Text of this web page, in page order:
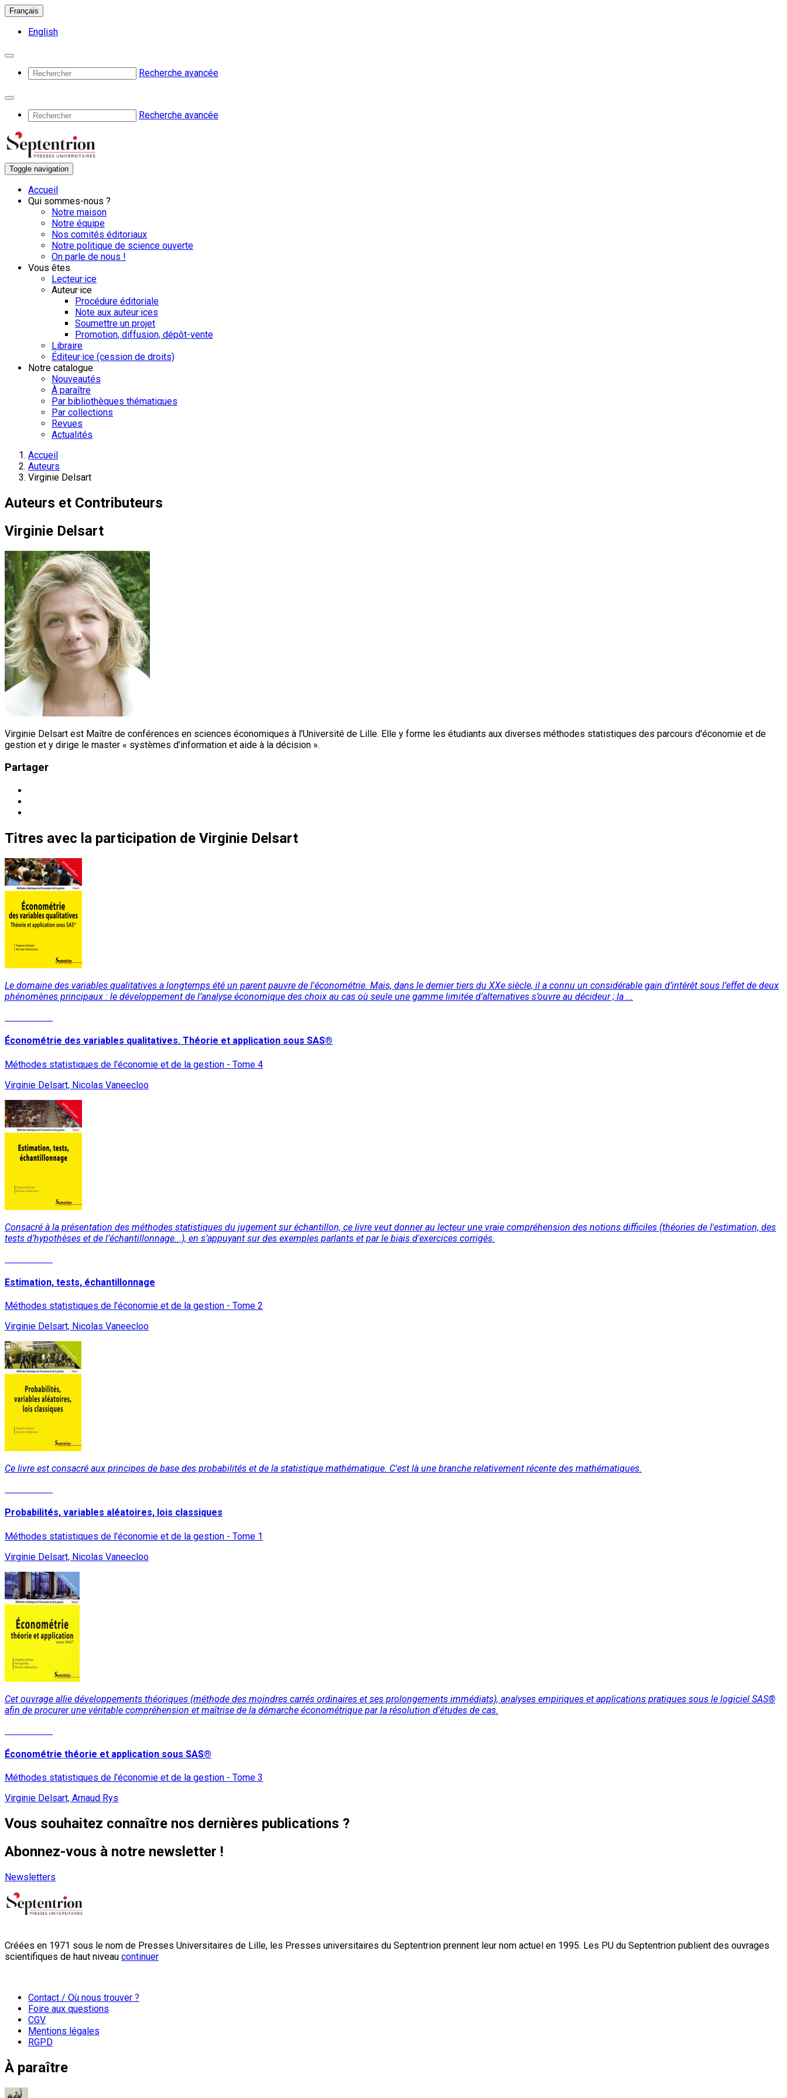
Français
English
Recherche avancée
Recherche avancée
Toggle navigation
Accueil
Qui sommes-nous ?
Notre maison
Notre équipe
Nos comités éditoriaux
Notre politique de science ouverte
On parle de nous !
Vous êtes
Lecteur·ice
Auteur·ice
Procédure éditoriale
Note aux auteur·ices
Soumettre un projet
Promotion, diffusion, dépôt-vente
Libraire
Éditeur·ice (cession de droits)
Notre catalogue
Nouveautés
À paraître
Par bibliothèques thématiques
Par collections
Revues
Actualités
Accueil
Auteurs
Virginie Delsart
Auteurs et Contributeurs
Virginie Delsart
Virginie Delsart est Maître de conférences en sciences économiques à l'Université de Lille. Elle y forme les étudiants aux diverses méthodes statistiques des parcours d'économie et de
gestion et y dirige le master « systèmes d’information et aide à la décision ».
Partager
Titres avec la participation de Virginie Delsart
Le domaine des variables qualitatives a longtemps été un parent pauvre de l'économétrie. Mais, dans le dernier tiers du XXe siècle, il a connu un considérable gain d’intérêt sous l’effet de deux
phénomènes principaux : le développement de l’analyse économique des choix au cas où seule une gamme limitée d’alternatives s’ouvre au décideur ; la ...
Économétrie des variables qualitatives. Théorie et application sous SAS®
Méthodes statistiques de l'économie et de la gestion - Tome 4
Virginie Delsart, Nicolas Vaneecloo
Consacré à la présentation des méthodes statistiques du jugement sur échantillon, ce livre veut donner au lecteur une vraie compréhension des notions difficiles (théories de l'estimation, des
tests d’hypothèses et de l’échantillonnage...), en s’appuyant sur des exemples parlants et par le biais d'exercices corrigés.
Estimation, tests, échantillonnage
Méthodes statistiques de l'économie et de la gestion - Tome 2
Virginie Delsart, Nicolas Vaneecloo
Ce livre est consacré aux principes de base des probabilités et de la statistique mathématique. C'est là une branche relativement récente des mathématiques.
Probabilités, variables aléatoires, lois classiques
Méthodes statistiques de l'économie et de la gestion - Tome 1
Virginie Delsart, Nicolas Vaneecloo
Cet ouvrage allie développements théoriques (méthode des moindres carrés ordinaires et ses prolongements immédiats), analyses empiriques et applications pratiques sous le logiciel SAS®
afin de procurer une véritable compréhension et maîtrise de la démarche économétrique par la résolution d'études de cas.
Économétrie théorie et application sous SAS®
Méthodes statistiques de l'économie et de la gestion - Tome 3
Virginie Delsart, Arnaud Rys
Vous souhaitez connaître nos dernières publications ?
Abonnez-vous à notre newsletter !
Newsletters
Créées en 1971 sous le nom de Presses Universitaires de Lille, les Presses universitaires du Septentrion prennent leur nom actuel en 1995. Les PU du Septentrion publient des ouvrages
scientifiques de haut niveau continuer
Contact / Où nous trouver ?
Foire aux questions
CGV
Mentions légales
RGPD
À paraître